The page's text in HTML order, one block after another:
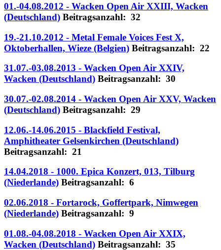
01.-04.08.2012 - Wacken Open Air XXIII, Wacken
(Deutschland) Beitragsanzahl: 32
19.-21.10.2012 - Metal Female Voices Fest X,
Oktoberhallen, Wieze (Belgien) Beitragsanzahl: 22
31.07.-03.08.2013 - Wacken Open Air XXIV,
Wacken (Deutschland) Beitragsanzahl: 30
30.07.-02.08.2014 - Wacken Open Air XXV, Wacken
(Deutschland) Beitragsanzahl: 29
12.06.-14.06.2015 - Blackfield Festival,
Amphitheater Gelsenkirchen (Deutschland)
Beitragsanzahl: 21
14.04.2018 - 1000. Epica Konzert, 013, Tilburg
(Niederlande) Beitragsanzahl: 6
02.06.2018 - Fortarock, Goffertpark, Nimwegen
(Niederlande) Beitragsanzahl: 9
01.08.-04.08.2018 - Wacken Open Air XXIX,
Wacken (Deutschland) Beitragsanzahl: 35